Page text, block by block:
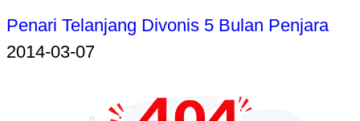
Penari Telanjang Divonis 5 Bulan Penjara
2014-03-07